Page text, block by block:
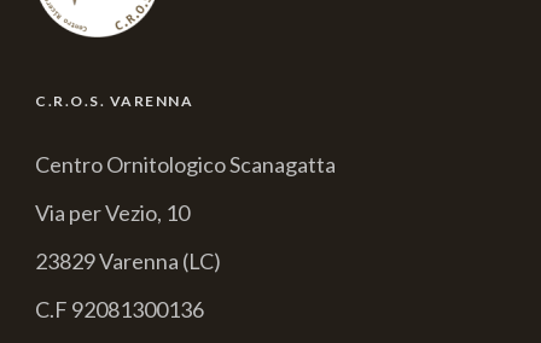
C.R.O.S. VARENNA
Centro Ornitologico Scanagatta
Via per Vezio, 10
23829 Varenna (LC)
C.F 92081300136